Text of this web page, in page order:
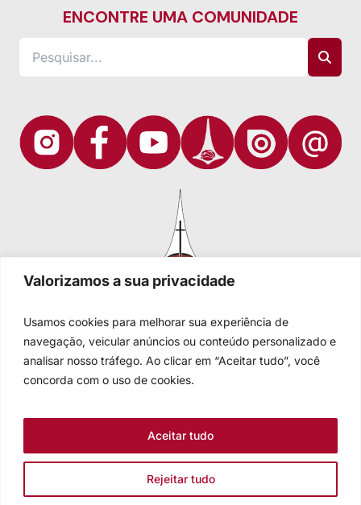
Valorizamos a sua privacidade
Usamos cookies para melhorar sua experiência de
navegação, veicular anúncios ou conteúdo personalizado e
analisar nosso tráfego. Ao clicar em “Aceitar tudo”, você
concorda com o uso de cookies.
Rejeitar tudo
Aceitar tudo
ENCONTRE UMA COMUNIDADE
Igreja Evangélica de Confissão Luterana no Brasil
Sede nacional: Rua Senhor dos Passos, 202/4º andar Centro -
Fale conosco